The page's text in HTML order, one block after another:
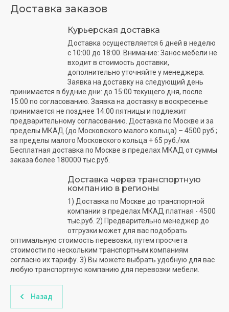
Доставка заказов
Курьерская доставка
Доставка осуществляется 6 дней в неделю
с 10:00 до 18:00. Внимание: Занос мебели не
входит в стоимость доставки,
дополнительно уточняйте у менеджера.
Заявка на доставку на следующий день
принимается в будние дни: до 15:00 текущего дня, после
15:00 по согласованию. Заявка на доставку в воскресенье
принимается не позднее 14:00 пятницы и подлежит
предварительному согласованию. Доставка по Москве и за
пределы МКАД (до Московского малого кольца) – 4500 руб.;
за пределы малого Московского кольца + 65 руб./км.
Бесплатная доставка по Москве в пределах МКАД от суммы
заказа более 180000 тыс.руб.
Доставка через транспортную
компанию в регионы
1) Доставка по Москве до транспортной
компании в пределах МКАД платная - 4500
тыс.руб. 2) Предварительно менеджер до
отгрузки может для вас подобрать
оптимальную стоимость перевозки, путем просчета
стоимости по нескольким транспортным компаниям
согласно их тарифу. 3) Вы можете выбрать удобную для вас
любую транспортную компанию для перевозки мебели.
Назад